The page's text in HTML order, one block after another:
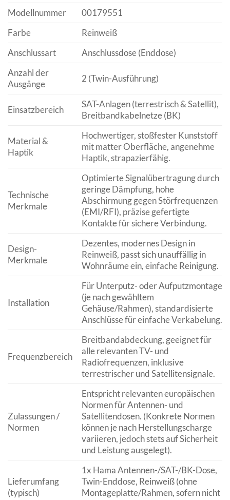
Modellnummer
00179551
Farbe
Reinweiß
Anschlussart
Anschlussdose (Enddose)
Anzahl der
Ausgänge
2 (Twin-Ausführung)
Einsatzbereich
SAT-Anlagen (terrestrisch & Satellit),
Breitbandkabelnetze (BK)
Material &
Haptik
Hochwertiger, stoßfester Kunststoff
mit matter Oberfläche, angenehme
Haptik, strapazierfähig.
Technische
Merkmale
Optimierte Signalübertragung durch
geringe Dämpfung, hohe
Abschirmung gegen Störfrequenzen
(EMI/RFI), präzise gefertigte
Kontakte für sichere Verbindung.
Design-
Merkmale
Dezentes, modernes Design in
Reinweiß, passt sich unauffällig in
Wohnräume ein, einfache Reinigung.
Installation
Für Unterputz- oder Aufputzmontage
(je nach gewähltem
Gehäuse/Rahmen), standardisierte
Anschlüsse für einfache Verkabelung.
Frequenzbereich
Breitbandabdeckung, geeignet für
alle relevanten TV- und
Radiofrequenzen, inklusive
terrestrischer und Satellitensignale.
Zulassungen /
Normen
Entspricht relevanten europäischen
Normen für Antennen- und
Satellitendosen. (Konkrete Normen
können je nach Herstellungscharge
variieren, jedoch stets auf Sicherheit
und Leistung ausgelegt).
Lieferumfang
(typisch)
1x Hama Antennen-/SAT-/BK-Dose,
Twin-Enddose, Reinweiß (ohne
Montageplatte/Rahmen, sofern nicht